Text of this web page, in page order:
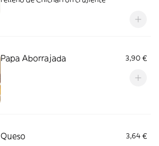
Papa Aborrajada 3,90 €
Queso 3,64 €